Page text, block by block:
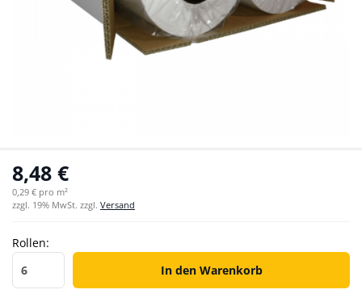
8,48 €
0,29 € pro m²
zzgl. 19% MwSt. zzgl. Versand
Rollen:
In den Warenkorb